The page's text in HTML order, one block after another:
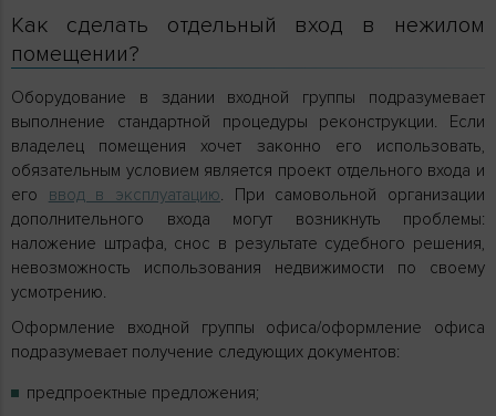
Как сделать отдельный вход в нежилом
помещении?
Оборудование в здании входной группы подразумевает
выполнение стандартной процедуры реконструкции. Если
владелец помещения хочет законно его использовать,
обязательным условием является проект отдельного входа и
его ввод в эксплуатацию. При самовольной организации
дополнительного входа могут возникнуть проблемы:
наложение штрафа, снос в результате судебного решения,
невозможность использования недвижимости по своему
усмотрению.
Оформление входной группы офиса/оформление офиса
подразумевает получение следующих документов:
предпроектные предложения;